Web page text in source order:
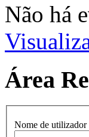
Não há
Área
Nome de utilizador